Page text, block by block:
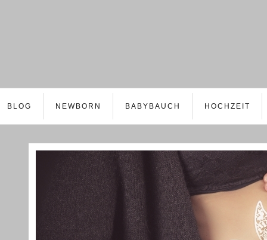
BLOG NEWBORN BABYBAUCH HOCHZEIT